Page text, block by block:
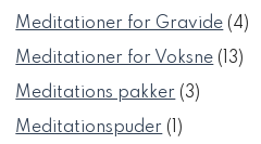
varer
Meditationer for Gravide 44
Meditationer for Voksne 1313
Meditations pakker 33
Meditationspuder
1